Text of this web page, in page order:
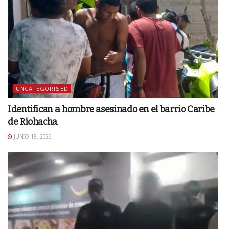
UNCATEGORISED
Identifican a hombre asesinado en el barrio Caribe
de Riohacha
JUNIO 18, 2026